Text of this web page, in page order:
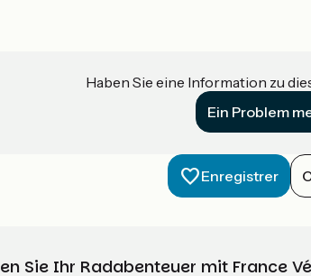
Haben Sie eine Information zu
Ein Problem
Enregistrer
Sie Ihr Radabenteuer mit France